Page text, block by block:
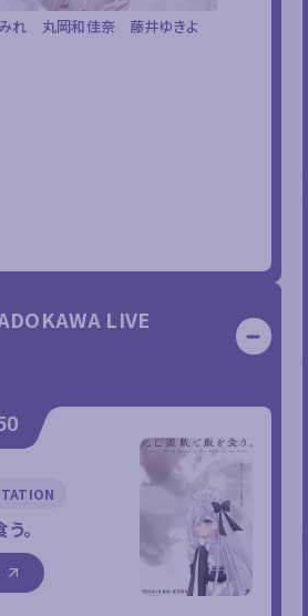
れ 丸岡和佳奈 藤井ゆきよ
LIVE
。